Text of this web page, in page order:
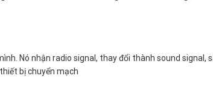
Nó nhận radio signal, thay đổi thành sound signal,
bị chuyển mạch